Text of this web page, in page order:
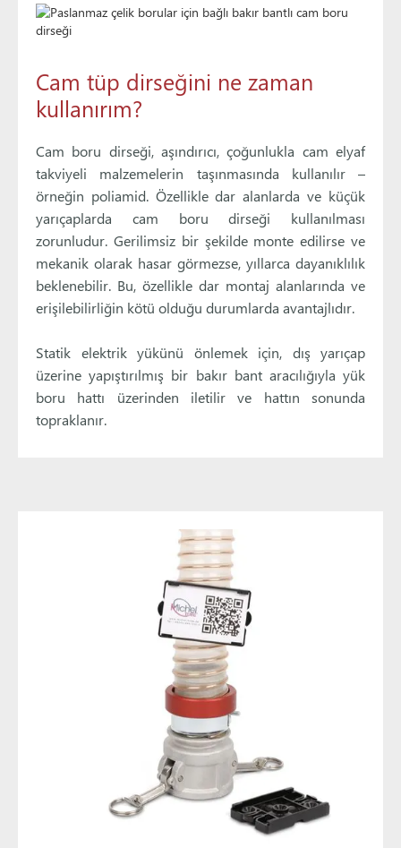
Cam tüp dirseğini ne zaman
kullanırım?
Cam boru dirseği, aşındırıcı, çoğunlukla cam elyaf
takviyeli malzemelerin taşınmasında kullanılır –
örneğin poliamid. Özellikle dar alanlarda ve küçük
yarıçaplarda cam boru dirseği kullanılması
zorunludur. Gerilimsiz bir şekilde monte edilirse ve
mekanik olarak hasar görmezse, yıllarca dayanıklılık
beklenebilir. Bu, özellikle dar montaj alanlarında ve
erişilebilirliğin kötü olduğu durumlarda avantajlıdır.
Statik elektrik yükünü önlemek için, dış yarıçap
üzerine yapıştırılmış bir bakır bant aracılığıyla yük
boru hattı üzerinden iletilir ve hattın sonunda
topraklanır.